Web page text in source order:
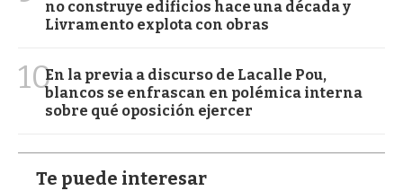
no construye edificios hace una década y
Livramento explota con obras
10En la previa a discurso de Lacalle Pou,
blancos se enfrascan en polémica interna
sobre qué oposición ejercer
Te puede interesar